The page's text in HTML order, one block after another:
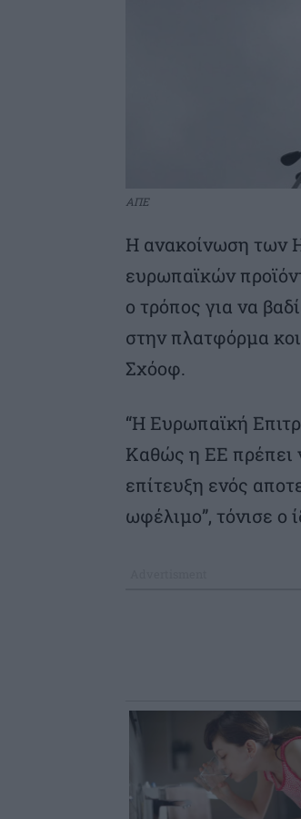
ΑΠΕ
Η ανακοίνωση των
ευρωπαϊκών
ο τρόπος για να
στην πλατφόρμα
Σχόοφ.
“Η Ευρωπαϊκή
Καθώς η ΕΕ πρέπει
επίτευξη ενός
ωφέλιμο”, τόνισε ο